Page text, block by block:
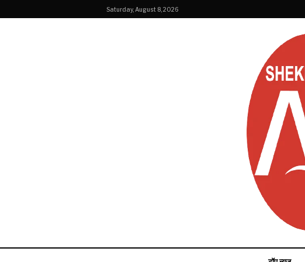
Saturday, August 8, 2026